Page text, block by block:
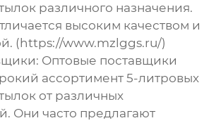
различного назначения.
высоким качеством и
(https://www.mzlggs.ru/)
Оптовые поставщики
ассортимент5-литровых
от различных
Они часто предлагают